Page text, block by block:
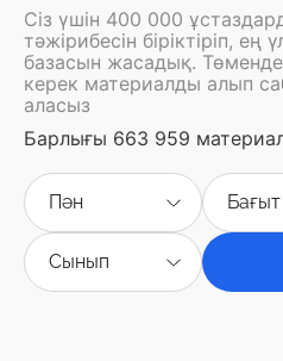
Сіз үшін 400 000
тәжірибесін біріктіріп,
базасын жасадық. Төменде
керек материалды алып
аласыз
Барлығы 663 959
Пән Бағыт
Сынып